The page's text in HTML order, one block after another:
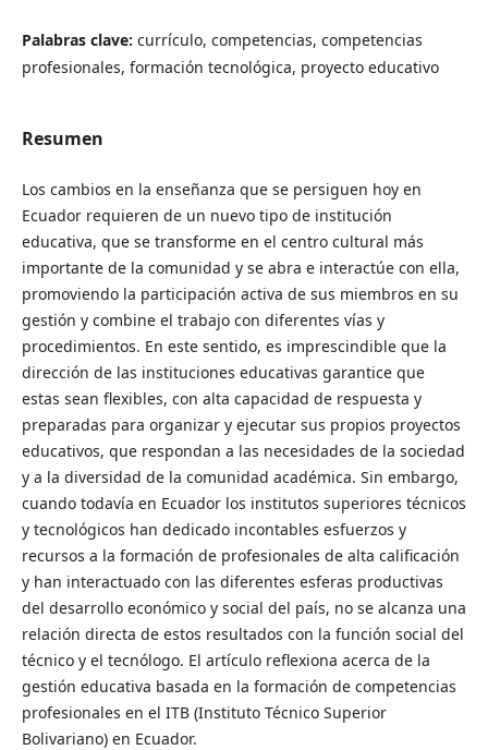
Palabras clave: currículo, competencias, competencias
profesionales, formación tecnológica, proyecto educativo
Resumen
Los cambios en la enseñanza que se persiguen hoy en
Ecuador requieren de un nuevo tipo de institución
educativa, que se transforme en el centro cultural más
importante de la comunidad y se abra e interactúe con ella,
promoviendo la participación activa de sus miembros en su
gestión y combine el trabajo con diferentes vías y
procedimientos. En este sentido, es imprescindible que la
dirección de las instituciones educativas garantice que
estas sean flexibles, con alta capacidad de respuesta y
preparadas para organizar y ejecutar sus propios proyectos
educativos, que respondan a las necesidades de la sociedad
y a la diversidad de la comunidad académica. Sin embargo,
cuando todavía en Ecuador los institutos superiores técnicos
y tecnológicos han dedicado incontables esfuerzos y
recursos a la formación de profesionales de alta calificación
y han interactuado con las diferentes esferas productivas
del desarrollo económico y social del país, no se alcanza una
relación directa de estos resultados con la función social del
técnico y el tecnólogo. El artículo reflexiona acerca de la
gestión educativa basada en la formación de competencias
profesionales en el ITB (Instituto Técnico Superior
Bolivariano) en Ecuador.